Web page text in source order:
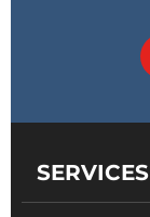
SERVICES